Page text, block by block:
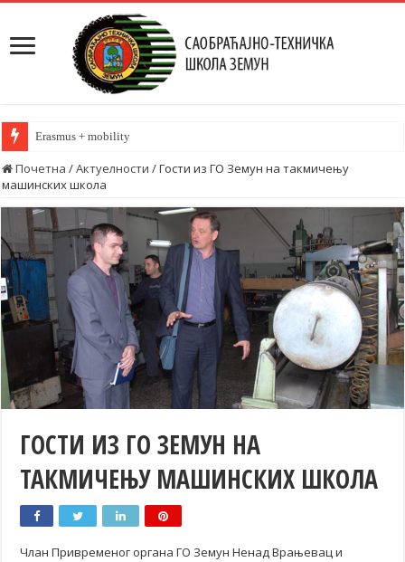
Erasmus + mobility
Почетна /Актуелности /Гости из ГО Земун на такмичењу
машинских школа
ГОСТИ ИЗ ГО ЗЕМУН НА
ТАКМИЧЕЊУ МАШИНСКИХ ШКОЛА
Члан Привременог органа ГО Земун Ненад Врањевац и